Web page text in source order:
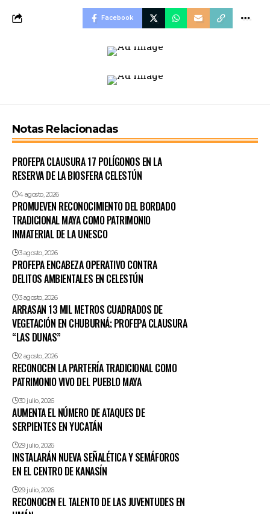
Facebook
Notas Relacionadas
PROFEPA CLAUSURA 17 POLÍGONOS EN LA
RESERVA DE LA BIOSFERA CELESTÚN
4 agosto, 2026
PROMUEVEN RECONOCIMIENTO DEL BORDADO
TRADICIONAL MAYA COMO PATRIMONIO
INMATERIAL DE LA UNESCO
3 agosto, 2026
PROFEPA ENCABEZA OPERATIVO CONTRA
DELITOS AMBIENTALES EN CELESTÚN
3 agosto, 2026
ARRASAN 13 MIL METROS CUADRADOS DE
VEGETACIÓN EN CHUBURNÁ; PROFEPA CLAUSURA
“LAS DUNAS”
2 agosto, 2026
RECONOCEN LA PARTERÍA TRADICIONAL COMO
PATRIMONIO VIVO DEL PUEBLO MAYA
30 julio, 2026
AUMENTA EL NÚMERO DE ATAQUES DE
SERPIENTES EN YUCATÁN
29 julio, 2026
INSTALARÁN NUEVA SEÑALÉTICA Y SEMÁFOROS
EN EL CENTRO DE KANASÍN
29 julio, 2026
RECONOCEN EL TALENTO DE LAS JUVENTUDES EN